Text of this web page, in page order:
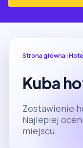
Strona główna›
Kuba
Zestawienie
Najlepiej
miejscu.